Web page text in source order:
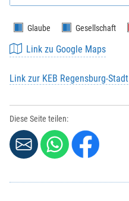
Glaube Gesellschaft
Link zu Google Maps
Link zur KEB Regensburg-Stadt
Diese Seite teilen: